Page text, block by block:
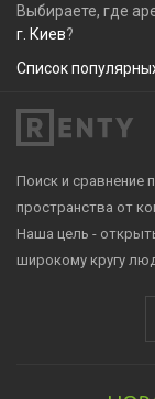
Выбираете, где
г. Киев?
Список
Поиск и сравнение
пространства от
Наша цель -
широкому кругу